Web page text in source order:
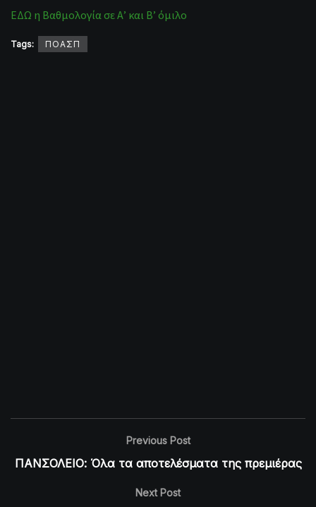
ΕΔΩ η Βαθμολογία σε Α’ και Β’ όμιλο
Tags: ΠΟΑΣΠ
Previous Post
ΠΑΝΣΟΛΕΙΟ: Όλα τα αποτελέσματα της πρεμιέρας
Next Post